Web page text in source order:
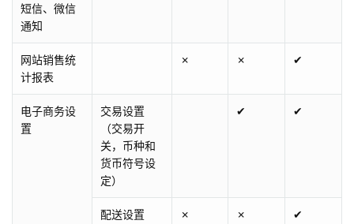
短信、微信
通知
网站销售统
计报表
✗ ✗ ✔
电子商务设
置
交易设置
（交易开
关，币种和
货币符号设
定）
✔ ✔
配送设置
✗ ✗ ✔